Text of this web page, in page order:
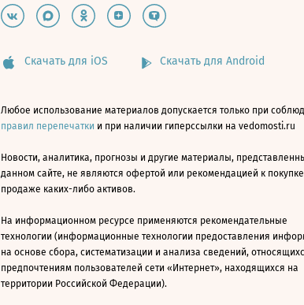
Скачать для iOS Скачать для Android
Любое использование материалов допускается только при
правил перепечатки и при наличии гиперссылки на vedomosti.ru
Новости, аналитика, прогнозы и другие материалы,
данном сайте, не являются офертой или рекомендацией к
продаже каких-либо активов.
На информационном ресурсе применяются рекомендательные
технологии (информационные технологии предоставления
на основе сбора, систематизации и анализа сведений,
предпочтениям пользователей сети «Интернет», находящихся на
территории Российской Федерации).